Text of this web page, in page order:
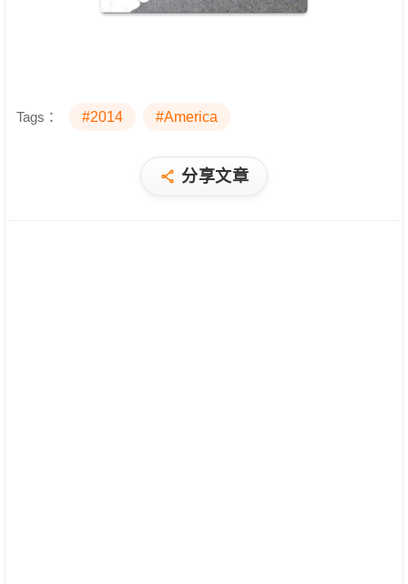
Tags： #2014 #America
分享文章